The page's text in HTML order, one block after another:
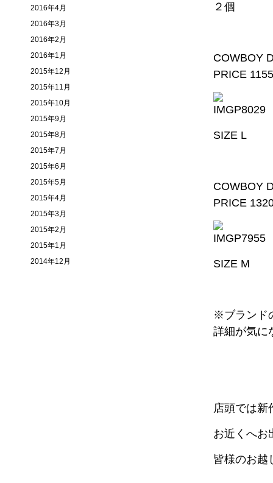
２個
COWBOY
PRICE
SIZE L
COWBOY
PRICE
SIZE M
※ブランド
詳細が気に
店頭では新
お近くへお
皆様のお越
2016年4月
2016年3月
2016年2月
2016年1月
2015年12月
2015年11月
2015年10月
2015年9月
2015年8月
2015年7月
2015年6月
2015年5月
2015年4月
2015年3月
2015年2月
2015年1月
2014年12月